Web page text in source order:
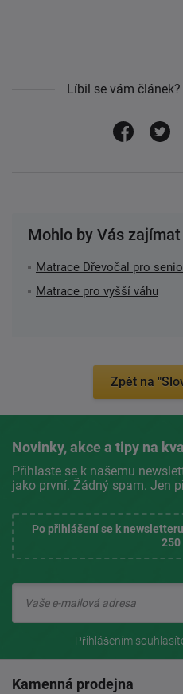
Mohlo by Vás zajímat
Matrace Dřevočal pro
Matrace pro vyšší váhu
Líbil se vám
Zpět na
Novinky, akce a tipy na
Přihlaste se k našemu
jako první. Žádný spam. Jen
Po přihlášení se k
250
Přihlášením
Kamenná prodejna